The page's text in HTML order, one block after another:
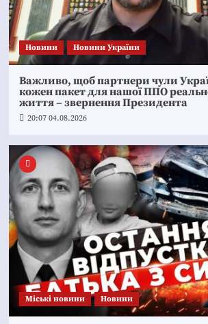
Новини Новини України
Важливо, щоб партнери чули
кожен пакет для нашої ППО
життя – звернення Президента
20:07 04.08.2026
Mіські новини Новини